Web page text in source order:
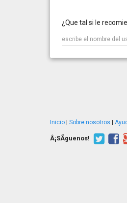
¿Que tal si le
Inicio Sobre nosotros
Â¡SÃ­guenos!